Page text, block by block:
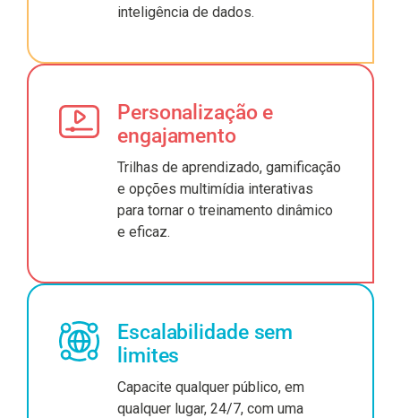
inteligência de dados.
Personalização e
engajamento
Trilhas de aprendizado, gamificação
e opções multimídia interativas
para tornar o treinamento dinâmico
e eficaz.
Escalabilidade sem
limites
Capacite qualquer público, em
qualquer lugar, 24/7, com uma